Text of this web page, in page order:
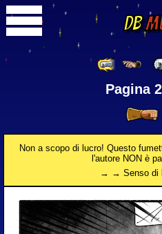
DB
Pagina
Non a scopo di lucro! Questo
l'autore NON è
→ → Senso di